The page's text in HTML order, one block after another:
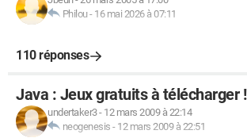
Philou- 16 mai 2026 à 07:11
110 réponses
Java : Jeux gratuits à télécharger !
undertaker3- 12 mars 2009 à 22:14
neogenesis - 12 mars 2009 à 22:51